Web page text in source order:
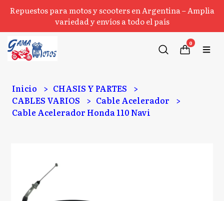
Repuestos para motos y scooters en Argentina – Amplia
variedad y envíos a todo el país
0
Inicio
CHASIS Y PARTES
CABLES VARIOS
Cable Acelerador
Cable Acelerador Honda 110 Navi